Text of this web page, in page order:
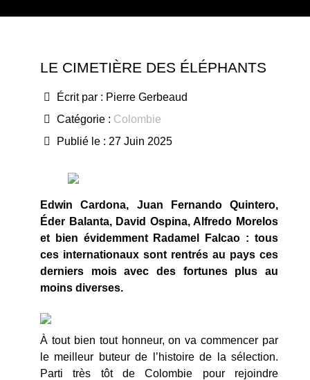
LE CIMETIÈRE DES ÉLÉPHANTS
Écrit par : Pierre Gerbeaud
Catégorie : Colombie
Publié le : 27 Juin 2025
Edwin Cardona, Juan Fernando Quintero,
Éder Balanta, David Ospina, Alfredo Morelos
et bien évidemment Radamel Falcao : tous
ces internationaux sont rentrés au pays ces
derniers mois avec des fortunes plus au
moins diverses.
À tout bien tout honneur, on va commencer par
le meilleur buteur de l’histoire de la sélection.
Parti très tôt de Colombie pour rejoindre